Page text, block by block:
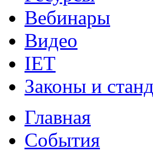
Вебинары
Видео
IET
Законы и
Главная
События